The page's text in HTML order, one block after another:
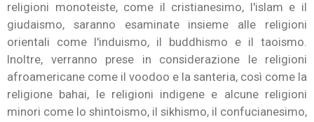
religioni monoteiste, come il cristianesimo, l'islam e il
giudaismo, saranno esaminate insieme alle religioni
orientali come l'induismo, il buddhismo e il taoismo.
Inoltre, verranno prese in considerazione le religioni
afroamericane come il voodoo e la santeria, così come la
religione bahai, le religioni indigene e alcune religioni
minori come lo shintoismo, il sikhismo, il confucianesimo,